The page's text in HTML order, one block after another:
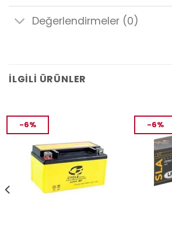
Değerlendirmeler (0)
İLGILI ÜRÜNLER
-6% -6%